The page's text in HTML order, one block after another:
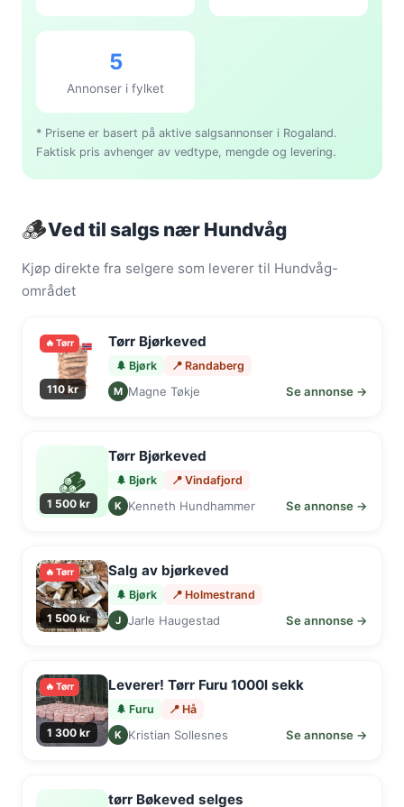
5
Annonser i fylket
* Prisene er basert på aktive salgsannonser i Rogaland.
Faktisk pris avhenger av vedtype, mengde og levering.
🪵Ved til salgs nær Hundvåg
Kjøp direkte fra selgere som leverer til Hundvåg-
området
🔥 Tørr
110 kr
Tørr Bjørkeved
🌲 Bjørk 📍 Randaberg
M Magne Tøkje Se annonse →
🪵
1 500 kr
Tørr Bjørkeved
🌲 Bjørk 📍 Vindafjord
K Kenneth Hundhammer Se annonse →
🔥 Tørr
1 500 kr
Salg av bjørkeved
🌲 Bjørk 📍 Holmestrand
J Jarle Haugestad Se annonse →
🔥 Tørr
1 300 kr
Leverer! Tørr Furu 1000l sekk
🌲 Furu 📍 Hå
K Kristian Sollesnes Se annonse →
tørr Bøkeved selges